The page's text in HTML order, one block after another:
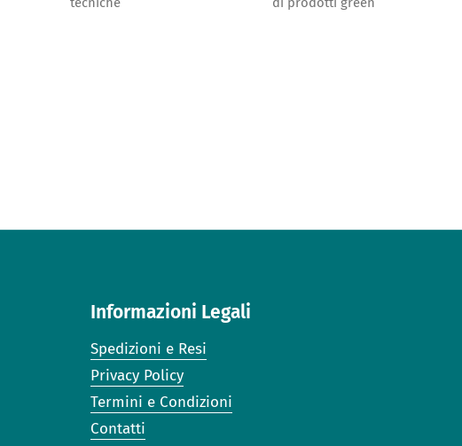
Informazioni Legali
Spedizioni e Resi
Privacy Policy
Termini e Condizioni
Contatti